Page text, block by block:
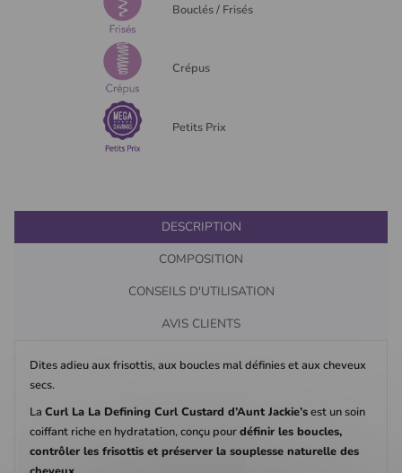
Bouclés / Frisés
Crépus
Petits Prix
DESCRIPTION
COMPOSITION
CONSEILS D'UTILISATION
AVIS CLIENTS
Dites adieu aux frisottis, aux boucles mal définies et aux cheveux
secs.
La Curl La La Defining Curl Custard d’Aunt Jackie’sest un soin
coiffant riche en hydratation, conçu pourdéfinir les boucles,
contrôler les frisottis et préserver la souplesse naturelle des